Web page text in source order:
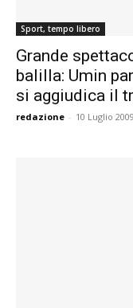
Sport, tempo libero
Grande
balilla: Umin
si aggiudica il
redazione - 10 Luglio 2009